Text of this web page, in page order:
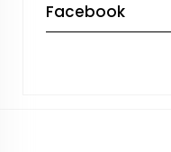
Facebook